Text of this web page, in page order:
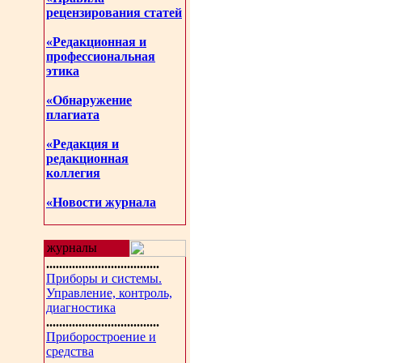
рецензирования статей
«Редакционная и
профессиональная
этика
«Обнаружение
плагиата
«Редакция и
редакционная
коллегия
«Новости журнала
журналы
...................................
Приборы и системы.
Управление, контроль,
диагностика
...................................
Приборостроение и
средства